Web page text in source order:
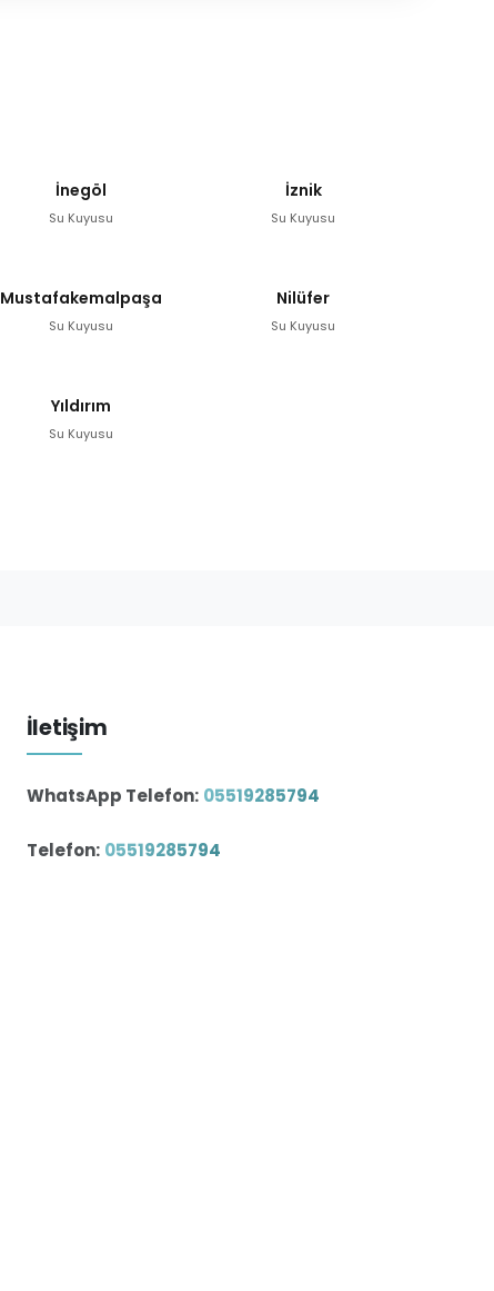
İnegöl
Su Kuyusu
İznik
Su Kuyusu
Mustafakemalpaşa
Su Kuyusu
Nilüfer
Su Kuyusu
Yıldırım
Su Kuyusu
İletişim
WhatsApp Telefon: 05519285794
Telefon: 05519285794